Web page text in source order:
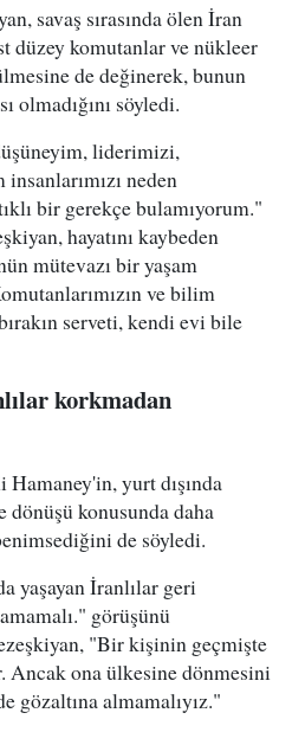
savaş sırasında ölen İran
düzey komutanlar ve nükleer
de değinerek, bunun
olmadığını söyledi.
liderimizi,
neden
bir gerekçe bulamıyorum."
hayatını kaybeden
mütevazı bir yaşam
ve bilim
serveti, kendi evi bile
korkmadan
yurt dışında
dönüşü konusunda daha
de söyledi.
yaşayan İranlılar geri
görüşünü
"Bir kişinin geçmişte
ona ülkesine dönmesini
gözaltına almamalıyız."